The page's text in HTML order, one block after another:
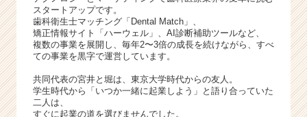
届
く
活
イ
ト
チ
スタートアップです。
歯科衛生士マッチング「Dental Match」、
矯正情報サイト「ハーウェル」、AI診断補助ツールなど、
複数の事業を展開し、毎年2〜3倍の成長を続けながら、すべ
ての事業を黒字で運営しています。
共同代表の宮井と堀は、東京大学時代からの友人。
学生時代から「いつか一緒に起業しよう」と語り合っていた
二人は、
すぐに起業の道を選びませんでした。